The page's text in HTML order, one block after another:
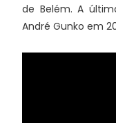
de Belém. A
André Gunko em